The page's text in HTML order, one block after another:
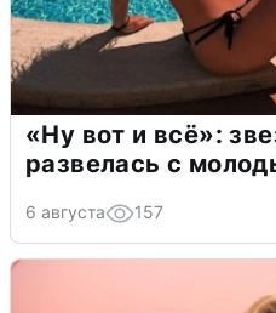
«Ну вот и всё»:
развелась с
6 августа 157